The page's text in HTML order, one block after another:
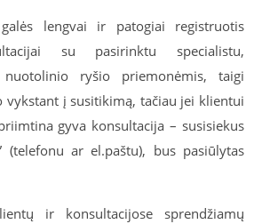
lengvai ir patogiai registruotis
su pasirinktu specialistu,
ryšio priemonėmis, taigi
vykstant į susitikimą, tačiau jei klientui
gyva konsultacija – susisiekus
(telefonu ar el.paštu), bus pasiūlytas
ir konsultacijose sprendžiamų